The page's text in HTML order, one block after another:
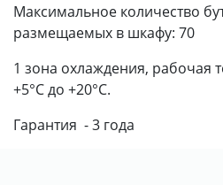
Максимальное количество
размещаемых в шкафу: 70
1 зона охлаждения, рабочая
+5°C до +20°C.
Гарантия - 3 года